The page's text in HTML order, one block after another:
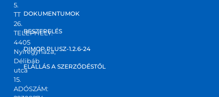
5.
TT
26.
TELEPHELY:
4405
Nyíregyháza,
Délibáb
utca
15.
ADÓSZÁM:
DOKUMENTUMOK
BESZERELÉS
DIMOP PLUSZ-1.2.6-24
ELÁLLÁS A SZERZŐDÉSTŐL